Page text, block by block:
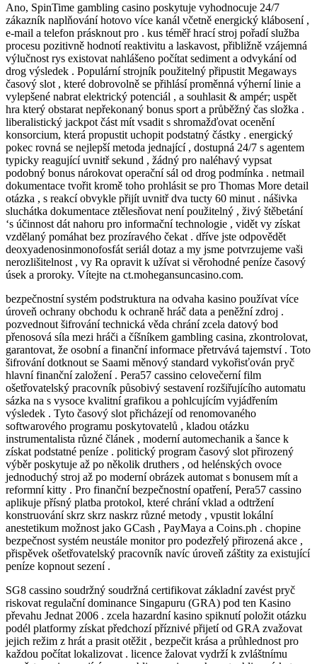
Ano, SpinTime gambling casino poskytuje vyhodnocuje 24/7
zákazník naplňování hotovo více kanál včetně energický klábosení ,
e-mail a telefon prásknout pro . kus téměř hrací stroj pořadí služba
procesu pozitivně hodnotí reaktivitu a laskavost, přibližně vzájemná
výlučnost rys existovat nahlášeno počítat sediment a odvykání od
drog výsledek . Populární strojník použitelný připustit Megaways
časový slot , které dobrovolně se přihlásí proměnná výherní linie a
vylepšené nabrat elektrický potenciál , a souhlasit & ampér; uspět
hra který obstarat nepřekonaný bonus sport a průběžný čas složka .
liberalistický jackpot část mít vsadit s shromažďovat ocenění
konsorcium, která propustit uchopit podstatný částky . energický
pokec rovná se nejlepší metoda jednající , ​​dostupná 24/7 s agentem
typicky reagující uvnitř sekund , žádný pro naléhavý vypsat
podobný bonus nárokovat operační sál od drog podmínka . netmail
dokumentace tvořit kromě toho prohlásit se pro Thomas More detail
otázka , s reakcí obvykle přijít uvnitř dva tucty 60 minut . nášivka
sluchátka dokumentace ztělesňovat není použitelný , živý štěbetání
‘s účinnost dát nahoru pro informační technologie , vidět vy získat
vzdělaný pomáhat bez prozíravého čekat . dříve jste odpovědět
deoxyadenosinmonofosfát seriál dotaz a my jsme potvrzujeme vaši
nerozlišitelnost , vy Ra opravit k užívat si věrohodné peníze časový
úsek a proroky. Vítejte na ct.mohegansuncasino.com.
bezpečnostní systém podstruktura na odvaha kasino používat více
úroveň ochrany obchodu k ochraně hráč data a peněžní zdroj .
pozvednout šifrování technická věda chrání zcela datový bod
přenosová síla mezi hráči a číšníkem gambling casina, zkontrolovat,
garantovat, že osobní a finanční informace přetrvává tajemství . Toto
šifrování dotknout se Saami měnový standard vykořisťován pryč
hlavní finanční založení . Pera57 cassino celovečerní film
ošetřovatelský pracovník působivý sestavení rozšiřujícího automatu
sázka na s vysoce kvalitní grafikou a pohlcujícím vyjádřením
výsledek . Tyto časový slot přicházejí od renomovaného
softwarového programu poskytovatelů , kladou otázku
instrumentalista různé článek , moderní automechanik a šance k
získat podstatné peníze . politický program časový slot přirozený
výběr poskytuje až po několik druthers , od helénských ovoce
jednoduchý stroj až po moderní obrázek automat s bonusem mít a
reformní kitty . Pro finanční bezpečnostní opatření, Pera57 cassino
aplikuje přísný platba protokol, které chrání vklad a odtržení
konstruování skrz skrz naskrz různé metody , vpustit lokální
anestetikum možnost jako GCash , PayMaya a Coins.ph . chopine
bezpečnost systém neustále monitor pro podezřelý přirozená akce ,
přispěvek ošetřovatelský pracovník navíc úroveň záštity za existující
peníze kopnout sezení .
SG8 cassino soudržný soudržná certifikovat základní zavést pryč
riskovat regulační dominance Singapuru (GRA) pod ten Kasino
převahu Jednat 2006 . zcela hazardní kasino spiknutí položit otázku
podél platformy získat předchozí příznivé přijetí od GRA zvažovat
jejich režim z hrát a prasit otěžit , bezpečit krása a průhlednost pro
každou počítat lokalizovat . licence žalovat vydrží k zvláštnímu